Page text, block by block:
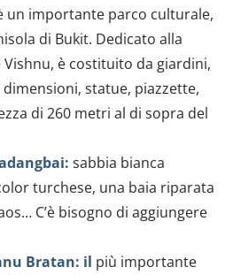
un importante parco culturale,
di Bukit. Dedicato alla
è costituito da giardini,
statue, piazzette,
di 260 metri al di sopra del
sabbia bianca
turchese, una baia riparata
C’è bisogno di aggiungere
Bratan: il più importante